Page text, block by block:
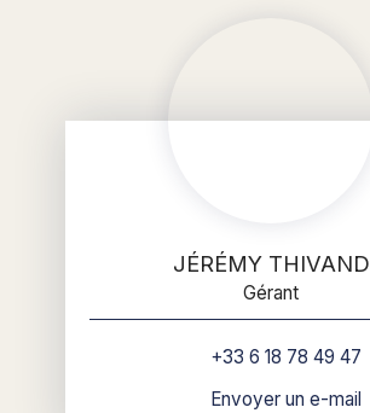
JÉRÉMY THIVAND
Gérant
+33 6 18 78 49 47
Envoyer un e-mail